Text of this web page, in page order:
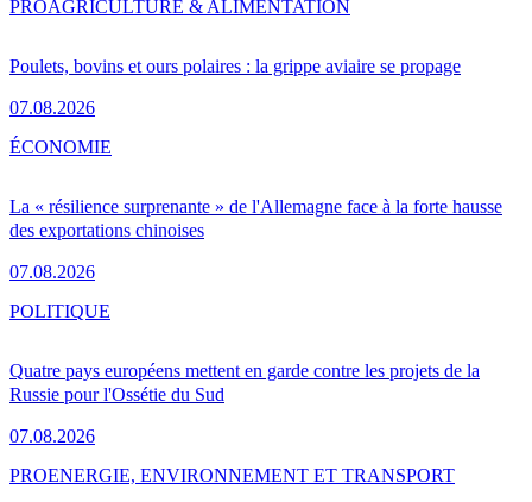
Poulets, bovins et ours polaires : la grippe aviaire se propage
07.08.2026
PROAGRICULTURE & ALIMENTATION
La « résilience surprenante » de l'Allemagne face à la forte hausse
des exportations chinoises
07.08.2026
ÉCONOMIE
Quatre pays européens mettent en garde contre les projets de la
Russie pour l'Ossétie du Sud
07.08.2026
POLITIQUE
PROENERGIE, ENVIRONNEMENT ET TRANSPORT